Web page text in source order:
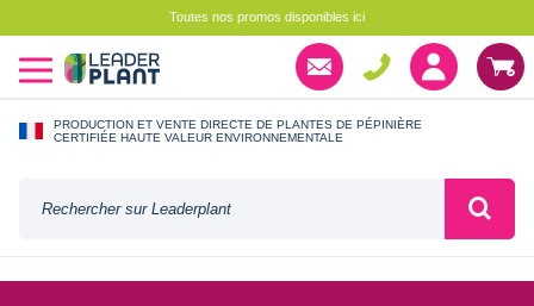
Toutes nos promos disponibles ici
PRODUCTION ET VENTE DIRECTE DE PLANTES DE PÉPINIÈRE
CERTIFIÉE HAUTE VALEUR ENVIRONNEMENTALE